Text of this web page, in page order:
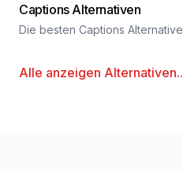
Captions Alternativen
Die besten Captions
Alle anzeigen Alternativen